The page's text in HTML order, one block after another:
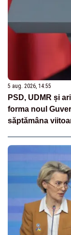
5 aug. 2026, 14:55
PSD, UDMR și
forma noul
săptămâna